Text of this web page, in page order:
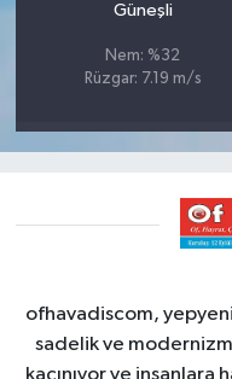
Güneşli
Nem: %32
Rüzgar: 7.19 m/s
ofhavadiscom,
sadelik ve
kaçınıyor ve